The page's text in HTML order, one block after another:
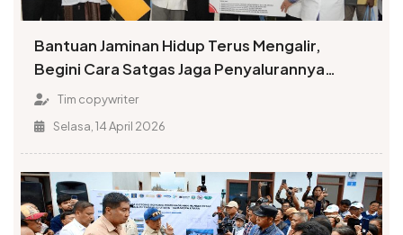
Bantuan Jaminan Hidup Terus Mengalir,
Begini Cara Satgas Jaga Penyalurannya
Tepat Sasaran
Tim copywriter
Selasa, 14 April 2026